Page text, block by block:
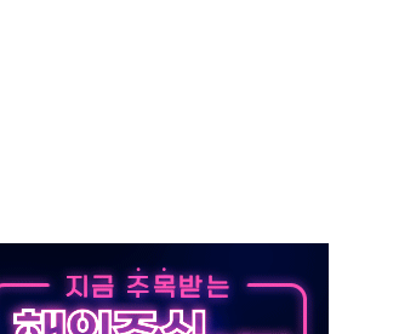
노동자 숨져
여기서 상주"
망 23명
'